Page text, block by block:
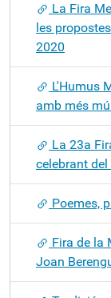
La Fira
les
2020
L'Humus
amb més
La 23a
celebrant
Poemes,
Fira de la
Joan